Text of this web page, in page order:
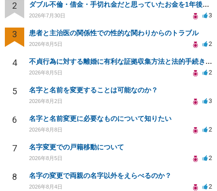
2 ダブル不倫・借金・手切れ金だと思っていたお金を1年後いまさら脅迫罪として通知書が来てまとめて請求
2026年7月30日 3
3 患者と主治医の関係性での性的な関わりからのトラブル
2026年8月5日 2
4 不貞行為に対する離婚に有利な証拠収集方法と法的手続きについて
2026年8月5日 2
5 名字と名前を変更することは可能なのか？
2026年8月2日 3
6 名字と名前変更に必要なものについて知りたい
2026年8月8日 2
7 名字変更での戸籍移動について
2026年8月5日 2
8 名字の変更で両親の名字以外をえらべるのか？
2026年8月4日 2